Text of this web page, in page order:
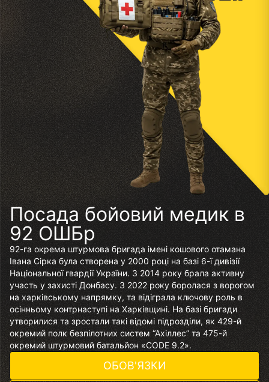
Посада бойовий медик в
92 ОШБр
92-га окрема штурмова бригада імені кошового отамана
Івана Сірка була створена у 2000 році на базі 6-ї дивізії
Національної гвардії України. З 2014 року брала активну
участь у захисті Донбасу. З 2022 року боролася з ворогом
на харківському напрямку, та відіграла ключову роль в
осінньому контрнаступі на Харківщині. На базі бригади
утворилися та зростали такі відомі підрозділи, як 429-й
окремий полк безпілотних систем “Ахіллес” та 475-й
окремий штурмовий батальйон «CODE 9.2».
ОБОВ'ЯЗКИ